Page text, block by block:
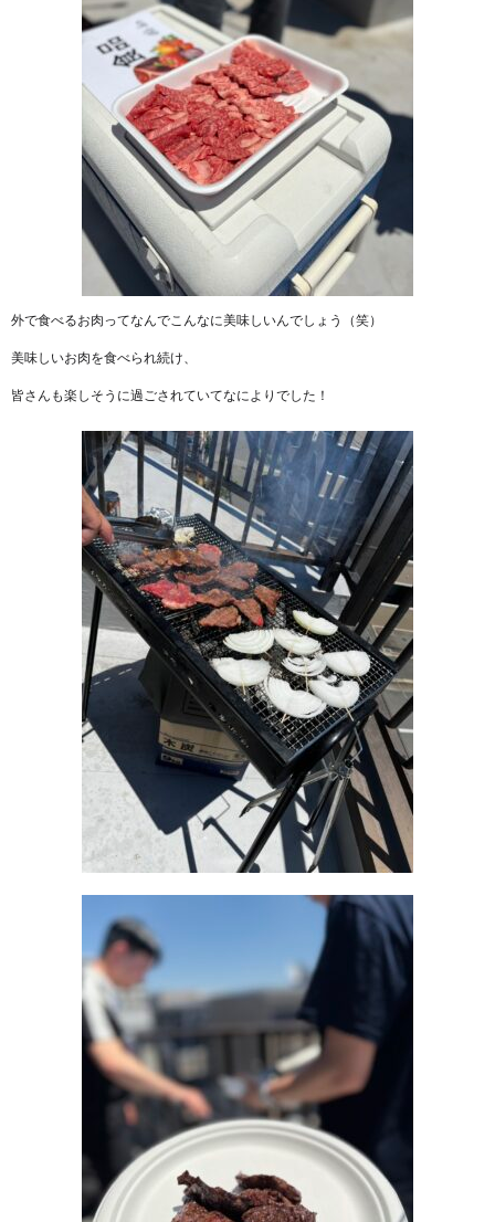
外で食べるお肉ってなんでこんなに美味しいんでしょう（笑）
美味しいお肉を食べられ続け、
皆さんも楽しそうに過ごされていてなによりでした！